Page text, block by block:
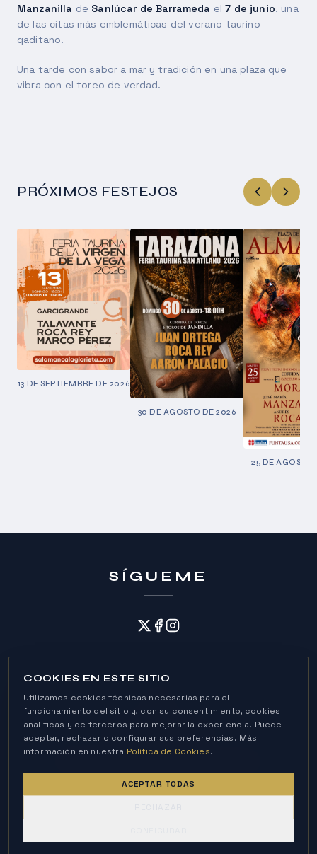
Manzanilla de Sanlúcar de Barrameda el7 de junio, una
de las citas más emblemáticas del verano taurino
gaditano.
Una tarde con sabor a mar y tradición en una plaza que
vibra con el toreo de verdad.
PRÓXIMOS FESTEJOS
13 DE SEPTIEMBRE DE 2026
30 DE AGOSTO DE 2026
25 DE AGOSTO
SÍGUEME
Política de Cookies
Política de Privacidad
Aviso Legal
POWERED BY
COOKIES EN ESTE SITIO
Utilizamos cookies técnicas necesarias para el
funcionamiento del sitio y, con su consentimiento, cookies
analíticas y de terceros para mejorar la experiencia. Puede
aceptar, rechazar o configurar sus preferencias. Más
información en nuestra Política de Cookies.
ACEPTAR TODAS